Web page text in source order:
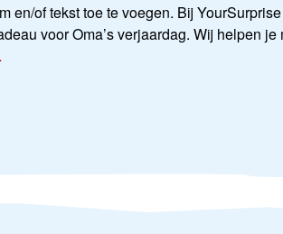
en/of tekst toe te voegen. Bij
voor Oma’s verjaardag. Wij helpen je